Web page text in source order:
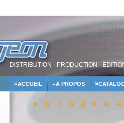
DISTRIBUTION · PRODUCTION ·
ACCUEIL A PROPOS
A B C D E F G H